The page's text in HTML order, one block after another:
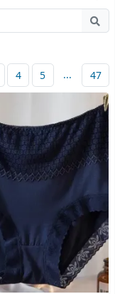
4 5 ... 47